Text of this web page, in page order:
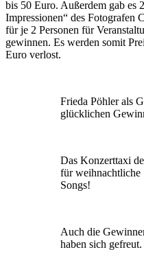
bis 50 Euro. Außerdem gab es
Impressionen“ des Fotografen
für je 2 Personen für
gewinnen. Es werden somit
Euro verlost.
Frieda Pöhler als
glücklichen
Das Konzerttaxi
für weihnachtliche
Songs!
Auch die
haben sich gefreut.